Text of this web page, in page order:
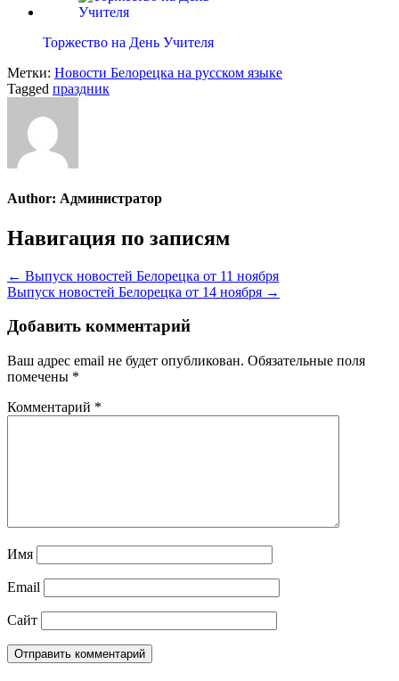
Торжество на День Учителя
Метки: Новости Белорецка на русском языке
Tagged праздник
Author: Администратор
Навигация по записям
← Выпуск новостей Белорецка от 11 ноября
Выпуск новостей Белорецка от 14 ноября →
Добавить комментарий
Ваш адрес email не будет опубликован. Обязательные поля
помечены *
Комментарий *
Имя
Email
Сайт